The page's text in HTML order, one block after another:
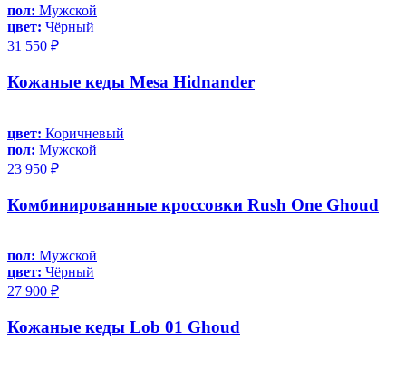
пол: Мужской
цвет: Чёрный
31 550 ₽
Кожаные кеды Mesa Hidnander
цвет: Коричневый
пол: Мужской
23 950 ₽
Комбинированные кроссовки Rush One Ghoud
пол: Мужской
цвет: Чёрный
27 900 ₽
Кожаные кеды Lob 01 Ghoud